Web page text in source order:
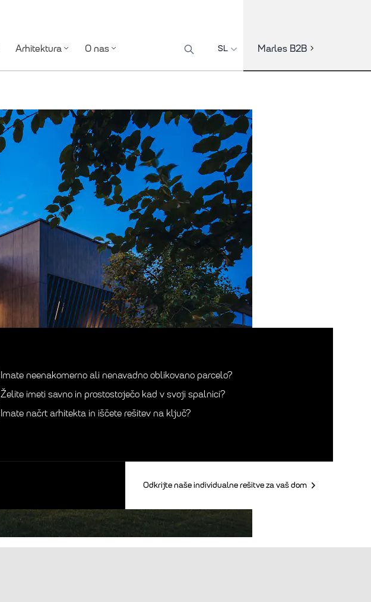
Arhitektura O nas SL Marles B2B
Imate neenakomerno ali nenavadno oblikovano parcelo?
Želite imeti savno in prostostoječo kad v svoji spalnici?
Imate načrt arhitekta in iščete rešitev na ključ?
Odkrijte naše individualne rešitve za vaš dom